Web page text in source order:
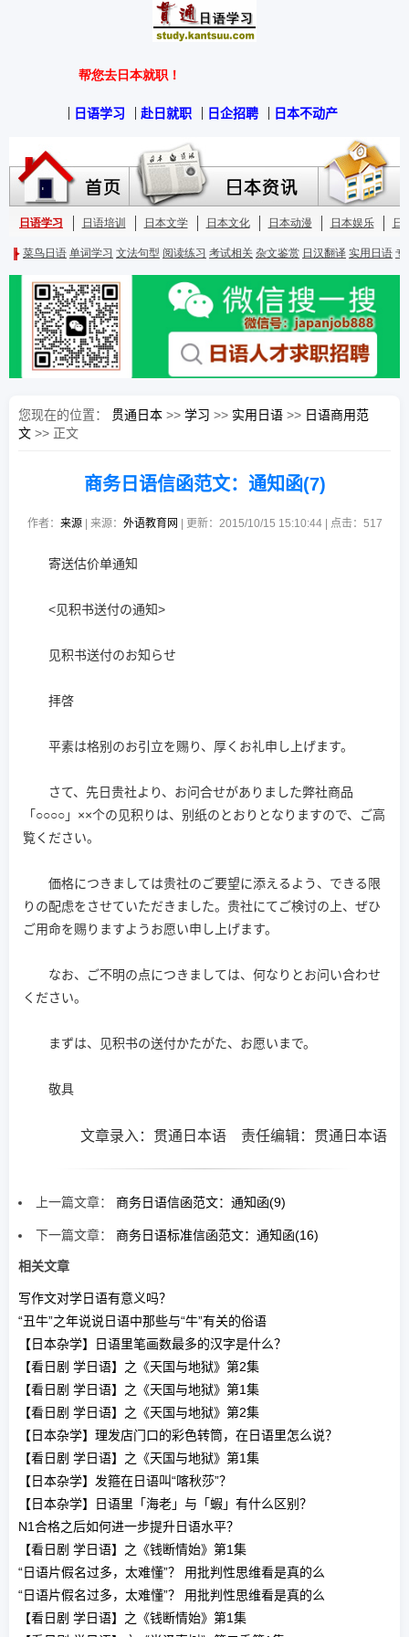
您现在的位置： 贯通日本 >> 学习 >> 实用日语 >> 日语商用范
文 >> 正文
商务日语信函范文：通知函(7)
作者： 来源| 来源： 外语教育网 | 更新：2015/10/15 15:10:44 | 点击： 517
寄送估价单通知
<见积书送付の通知>
见积书送付のお知らせ
拝啓
平素は格别のお引立を赐り、厚くお礼申し上げます。
さて、先日贵社より、お问合せがありました弊社商品
「○○○○」××个の见积りは、别纸のとおりとなりますので、ご高
覧ください。
価格につきましては贵社のご要望に添えるよう、できる限
りの配虑をさせていただきました。贵社にてご検讨の上、ぜひ
ご用命を赐りますようお愿い申し上げます。
なお、ご不明の点につきましては、何なりとお问い合わせ
ください。
まずは、见积书の送付かたがた、お愿いまで。
敬具
文章录入：贯通日本语 责任编辑：贯通日本语
上一篇文章： 商务日语信函范文：通知函(9)
下一篇文章： 商务日语标准信函范文：通知函(16)
相关文章
写作文对学日语有意义吗？
“丑牛”之年说说日语中那些与“牛”有关的俗语
【日本杂学】日语里笔画数最多的汉字是什么？
【看日剧 学日语】之《天国与地狱》第2集
【看日剧 学日语】之《天国与地狱》第1集
【看日剧 学日语】之《天国与地狱》第2集
【日本杂学】理发店门口的彩色转筒，在日语里怎么说？
【看日剧 学日语】之《天国与地狱》第1集
【日本杂学】发箍在日语叫“喀秋莎”？
【日本杂学】日语里「海老」与「蝦」有什么区别？
N1合格之后如何进一步提升日语水平？
【看日剧 学日语】之《钱断情始》第1集
“日语片假名过多，太难懂”？ 用批判性思维看是真的么
“日语片假名过多，太难懂”？ 用批判性思维看是真的么
【看日剧 学日语】之《钱断情始》第1集